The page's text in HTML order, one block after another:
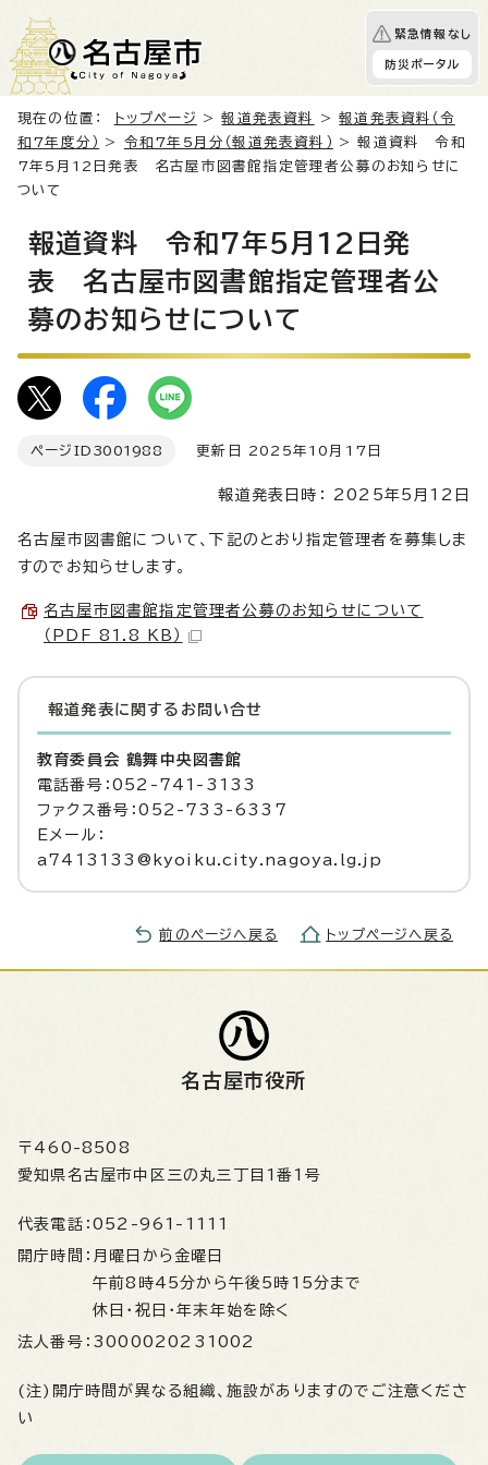
緊急情報なし
防災ポータル
現在の位置： トップページ >報道発表資料 >報道発表資料（令
和7年度分）
> 令和7年5月分（報道発表資料）
> 報道資料 令和
7年5月12日発表 名古屋市図書館指定管理者公募のお知らせに
ついて
報道資料 令和7年5月12日発
表 名古屋市図書館指定管理者公
募のお知らせについて
ページID 3001988 更新日 2025年10月17日
報道発表日時： 2025年5月12日
名古屋市図書館について、下記のとおり指定管理者を募集しま
すのでお知らせします。
名古屋市図書館指定管理者公募のお知らせについて
（PDF 81.8 KB）
報道発表に関するお問い合せ
教育委員会 鶴舞中央図書館
電話番号：052-741-3133
ファクス番号：052-733-6337
Eメール：
a7413133@kyoiku.city.nagoya.lg.jp
前のページへ戻る トップページへ戻る
名古屋市役所
〒460-8508
愛知県名古屋市中区三の丸三丁目1番1号
代表電話： 052-961-1111
開庁時間： 月曜日から金曜日
午前8時45分から午後5時15分まで
休日・祝日・年末年始を除く
法人番号： 3000020231002
(注)開庁時間が異なる組織、施設がありますのでご注意くださ
い